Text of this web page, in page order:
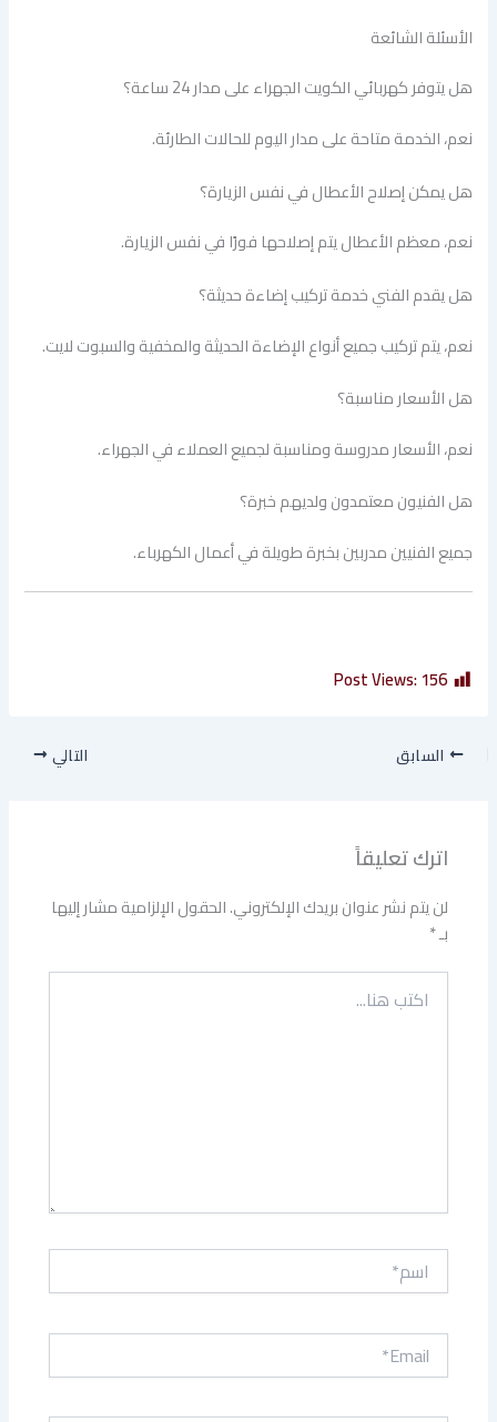
الأسئلة الشائعة
هل يتوفر كهربائي الكويت الجهراء على مدار 24 ساعة؟
نعم، الخدمة متاحة على مدار اليوم للحالات الطارئة.
هل يمكن إصلاح الأعطال في نفس الزيارة؟
نعم، معظم الأعطال يتم إصلاحها فورًا في نفس الزيارة.
هل يقدم الفني خدمة تركيب إضاءة حديثة؟
نعم، يتم تركيب جميع أنواع الإضاءة الحديثة والمخفية والسبوت لايت.
هل الأسعار مناسبة؟
نعم، الأسعار مدروسة ومناسبة لجميع العملاء في الجهراء.
هل الفنيون معتمدون ولديهم خبرة؟
جميع الفنيين مدربين بخبرة طويلة في أعمال الكهرباء.
Post Views:156
السابق التالي
اترك تعليقاً
لن يتم نشر عنوان بريدك الإلكتروني.الحقول الإلزامية مشار إليها
بـ*
اكتب
هنا...
اسم*
Email*